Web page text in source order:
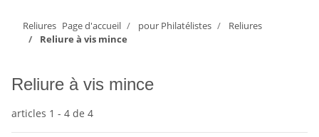
Reliures Page d'accueil pour Philatélistes
Reliures
Reliure à vis mince
Reliure à vis mince
articles 1 - 4 de 4